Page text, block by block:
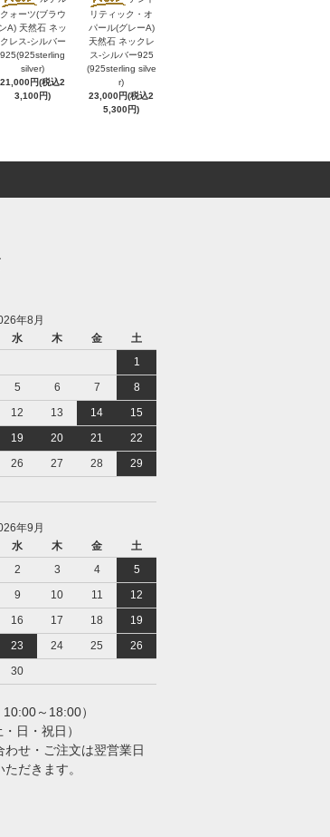
クォーツ(ブラウ
ンA) 天然石 ネッ
クレス-シルバー
925(925sterling
silver)
21,000円(税込2
3,100円)
リティック・オ
パール(グレーA)
天然石 ネックレ
ス-シルバー925
(925sterling silve
r)
23,000円(税込2
5,300円)
年8月
水 木 金
土
1
5 6 7
8
12 13 14
15
19 20 21
22
26 27 28
29
年9月
水 木 金
土
2 3 4
5
9 10 11
12
16 17 18
19
23 24 25
26
30
～18:00）
日・祝日）
せ・ご注文は翌営業日
だきます。